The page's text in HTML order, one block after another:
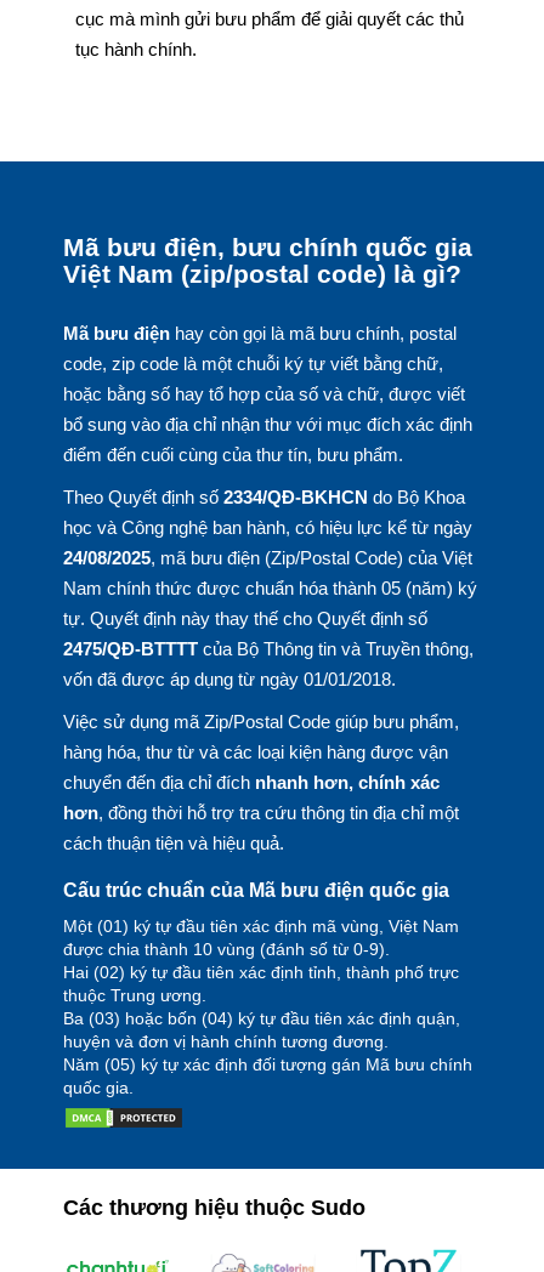
cục mà mình gửi bưu phẩm để giải quyết các thủ
tục hành chính.
Mã bưu điện, bưu chính quốc gia
Việt Nam (zip/postal code) là gì?
Mã bưu điệnhay còn gọi là mã bưu chính, postal
code, zip code là một chuỗi ký tự viết bằng chữ,
hoặc bằng số hay tổ hợp của số và chữ, được viết
bổ sung vào địa chỉ nhận thư với mục đích xác định
điểm đến cuối cùng của thư tín, bưu phẩm.
Theo Quyết định số 2334/QĐ-BKHCN do Bộ Khoa
học và Công nghệ ban hành, có hiệu lực kể từ ngày
24/08/2025, mã bưu điện (Zip/Postal Code) của Việt
Nam chính thức được chuẩn hóa thành 05 (năm) ký
tự. Quyết định này thay thế cho Quyết định số
2475/QĐ-BTTTTcủa Bộ Thông tin và Truyền thông,
vốn đã được áp dụng từ ngày 01/01/2018.
Việc sử dụng mã Zip/Postal Code giúp bưu phẩm,
hàng hóa, thư từ và các loại kiện hàng được vận
chuyển đến địa chỉ đích nhanh hơn, chính xác
hơn, đồng thời hỗ trợ tra cứu thông tin địa chỉ một
cách thuận tiện và hiệu quả.
Cấu trúc chuẩn của Mã bưu điện quốc gia
Một (01) ký tự đầu tiên xác định mã vùng, Việt Nam
được chia thành 10 vùng (đánh số từ 0-9).
Hai (02) ký tự đầu tiên xác định tỉnh, thành phố trực
thuộc Trung ương.
Ba (03) hoặc bốn (04) ký tự đầu tiên xác định quận,
huyện và đơn vị hành chính tương đương.
Năm (05) ký tự xác định đối tượng gán Mã bưu chính
quốc gia.
Các thương hiệu thuộc Sudo